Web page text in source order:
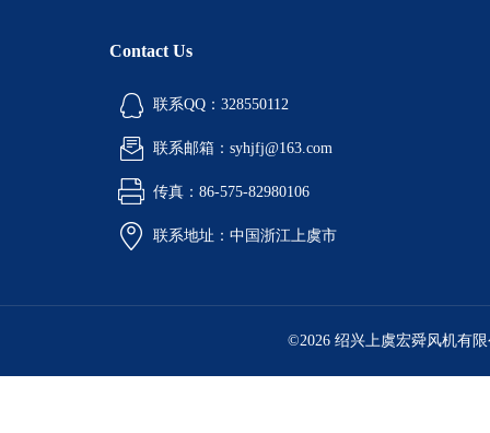
Contact Us
联系QQ：328550112
联系邮箱：syhjfj@163.com
传真：86-575-82980106
联系地址：中国浙江上虞市
©2026 绍兴上虞宏舜风机有